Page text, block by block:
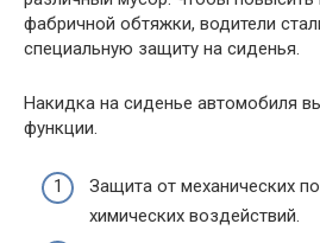
фабричной обтяжки, водители
специальную защиту на сиденья.
Накидка на сиденье автомобиля
функции.
Защита от механических
химических воздействий.